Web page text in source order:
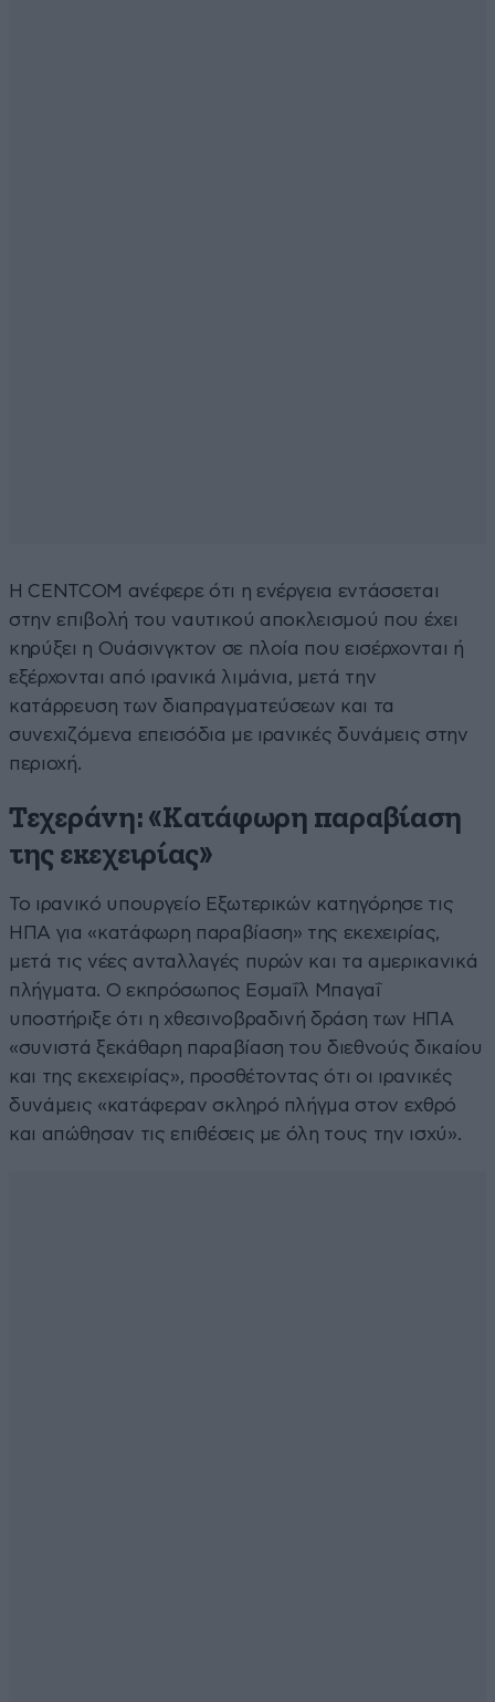
Η CENTCOM ανέφερε ότι η ενέργεια εντάσσεται
στην επιβολή του ναυτικού αποκλεισμού που έχει
κηρύξει η Ουάσινγκτον σε πλοία που εισέρχονται ή
εξέρχονται από ιρανικά λιμάνια, μετά την
κατάρρευση των διαπραγματεύσεων και τα
συνεχιζόμενα επεισόδια με ιρανικές δυνάμεις στην
περιοχή.
Τεχεράνη: «Κατάφωρη παραβίαση
της εκεχειρίας»
Το ιρανικό υπουργείο Εξωτερικών κατηγόρησε τις
ΗΠΑ για «κατάφωρη παραβίαση» της εκεχειρίας,
μετά τις νέες ανταλλαγές πυρών και τα αμερικανικά
πλήγματα. Ο εκπρόσωπος Εσμαΐλ Μπαγαΐ
υποστήριξε ότι η χθεσινοβραδινή δράση των ΗΠΑ
«συνιστά ξεκάθαρη παραβίαση του διεθνούς δικαίου
και της εκεχειρίας», προσθέτοντας ότι οι ιρανικές
δυνάμεις «κατάφεραν σκληρό πλήγμα στον εχθρό
και απώθησαν τις επιθέσεις με όλη τους την ισχύ».